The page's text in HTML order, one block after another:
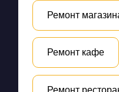
Ремонт
Ремонт кафе
Ремонт